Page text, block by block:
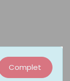
Complet